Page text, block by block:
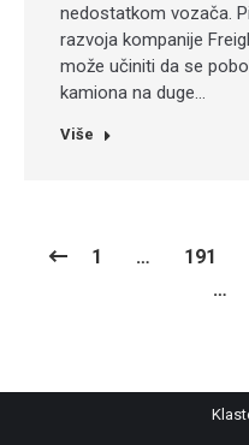
nedostatkom vozača.
razvoja kompanije
može učiniti da se
kamiona na duge…
Više
1 … 191
…